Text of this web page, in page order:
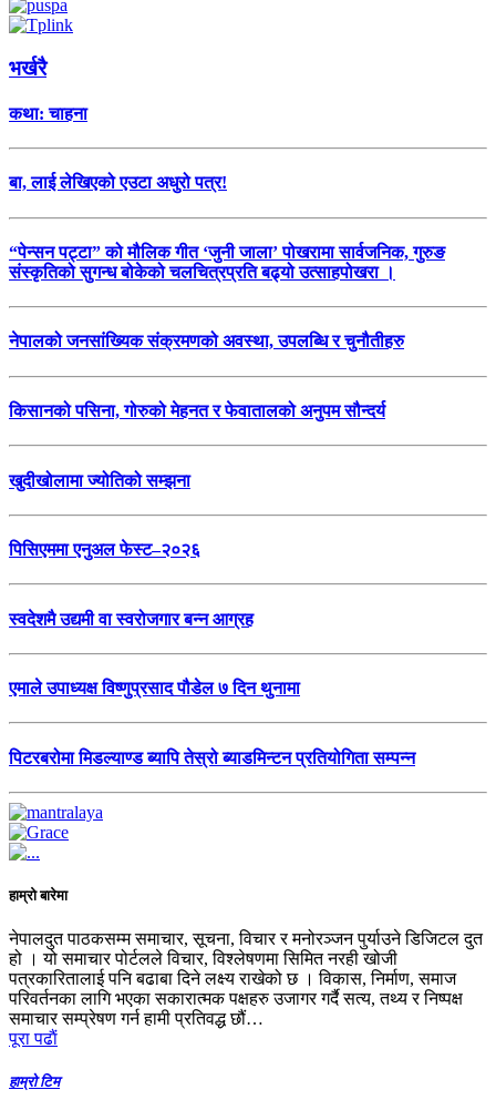
भर्खरै
कथा: चाहना
बा, लाई लेखिएको एउटा अधुरो पत्र!
“पेन्सन पट्टा” को मौलिक गीत ‘जुनी जाला’ पोखरामा सार्वजनिक, गुरुङ
संस्कृतिको सुगन्ध बोकेको चलचित्रप्रति बढ्यो उत्साहपोखरा ।
नेपालको जनसांख्यिक संक्रमणको अवस्था, उपलब्धि र चुनौतीहरु
किसानको पसिना, गोरुको मेहनत र फेवातालको अनुपम सौन्दर्य
खुदीखोलामा ज्योतिको सम्झना
पिसिएममा एनुअल फेस्ट–२०२६
स्वदेशमै उद्यमी वा स्वरोजगार बन्न आग्रह
एमाले उपाध्यक्ष विष्णुप्रसाद पौडेल ७ दिन थुनामा
पिटरबरोमा मिडल्याण्ड ब्यापि तेस्रो ब्याडमिन्टन प्रतियोगिता सम्पन्न
हाम्रो बारेमा
नेपालदुत पाठकसम्म समाचार, सूचना, विचार र मनोरञ्जन पुर्याउने डिजिटल दुत
हो । यो समाचार पोर्टलले विचार, विश्लेषणमा सिमित नरही खोजी
पत्रकारितालाई पनि बढाबा दिने लक्ष्य राखेको छ । विकास, निर्माण, समाज
परिवर्तनका लागि भएका सकारात्मक पक्षहरु उजागर गर्दै सत्य, तथ्य र निष्पक्ष
समाचार सम्प्रेषण गर्न हामी प्रतिवद्ध छौं…
पूरा पढाैं
हाम्रो टिम